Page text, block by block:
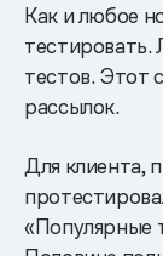
Как и любое
тестов. Этот
рассылок.
Для клиента,
«Популярные